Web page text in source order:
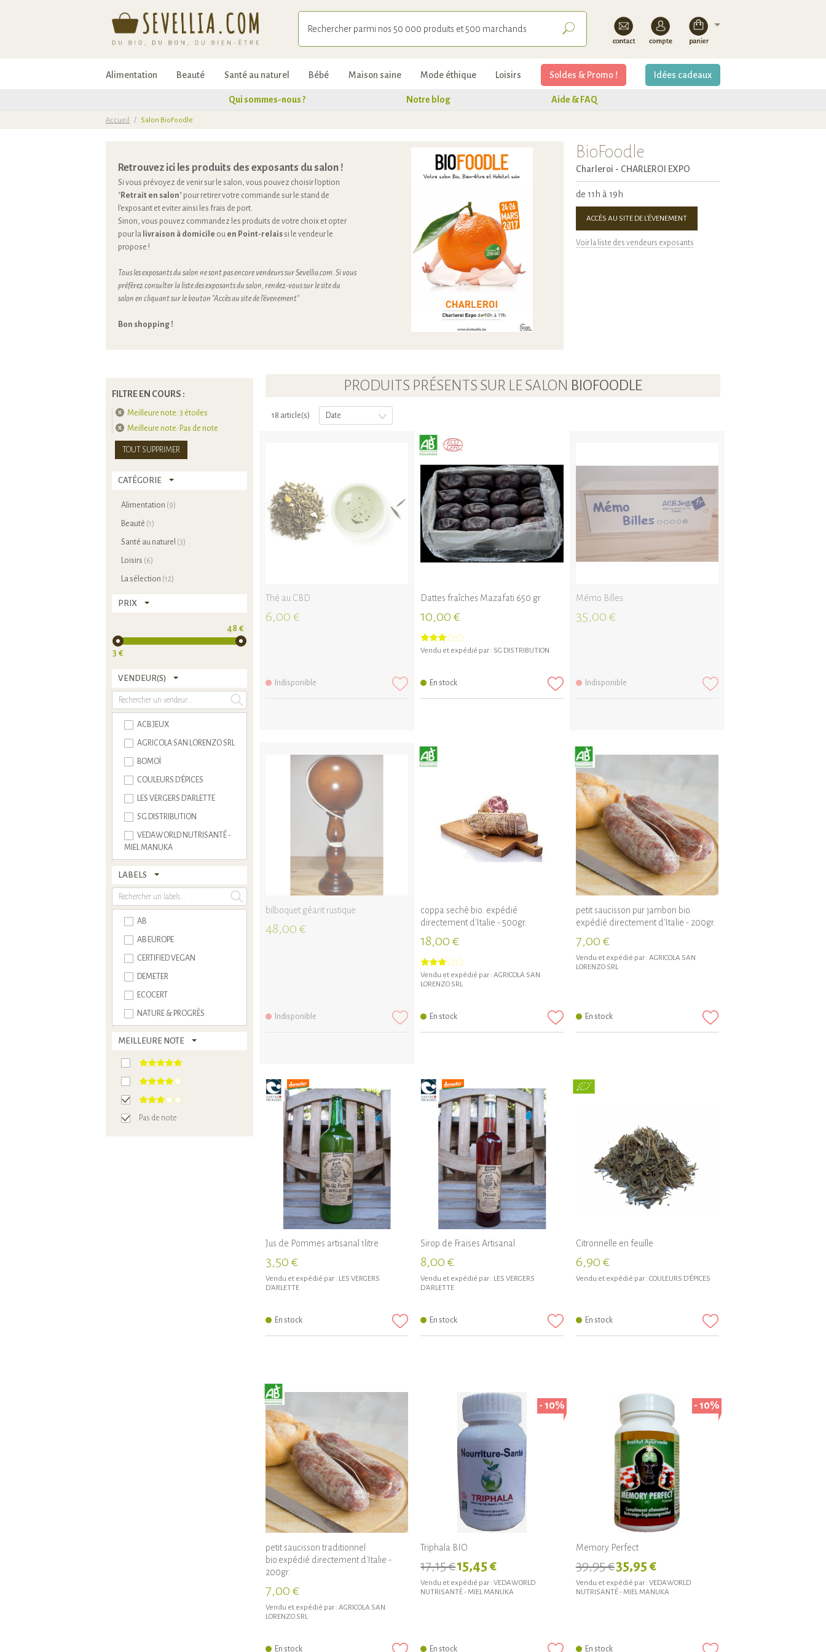
Alimentation Beauté Santé au naturel Bébé Maison saine Mode éthique Loisirs Idées cadeaux
Soldes & Promo !
Qui sommes-nous ? Notre blog Aide & FAQ
Accueil / Salon BioFoodle
Retrouvez ici les produits des exposants du salon !
Si vous prévoyez de venir sur le salon, vous pouvez choisir l'option
"Retrait en salon" pour retirer votre commande sur le stand de
l'exposant et eviter ainsi les frais de port.
Sinon, vous pouvez commandez les produits de votre choix et opter
pour la livraison à domicile ou en Point-relais si le vendeur le
propose !
Tous les exposants du salon ne sont pas encore vendeurs sur Sevellia.com. Si vous
préférez consulter la liste des exposants du salon, rendez-vous sur le site du
salon en cliquant sur le bouton "Accès au site de l'évenement"
Bon shopping !
BioFoodle
Charleroi - CHARLEROI EXPO
de 11h à 19h
ACCÈS AU SITE DE L'ÉVENEMENT
Voir la liste des vendeurs exposants
FILTRE EN COURS :
Meilleure note: 3 étoiles
Meilleure note: Pas de note
TOUT SUPPRIMER
CATÉGORIE
Alimentation (9)
Beauté (1)
Santé au naturel (3)
Loisirs (6)
La sélection (12)
PRIX
3 €
48 €
VENDEUR(S)
ACB JEUX
AGRICOLA SAN LORENZO SRL
BOMOÏ
COULEURS D'ÉPICES
LES VERGERS D'ARLETTE
SG DISTRIBUTION
VEDAWORLD NUTRISANTÉ -
MIEL MANUKA
LABELS
AB
AB EUROPE
CERTIFIED VEGAN
DEMETER
ECOCERT
NATURE & PROGRÈS
MEILLEURE NOTE
Pas de note
PRODUITS PRÉSENTS SUR LE SALON BIOFOODLE
18 article(s) Date
Thé au CBD
6,00 €
Indisponible
Dattes fraîches Mazafati 650 gr
10,00 €
Vendu et expédié par : SG DISTRIBUTION
En stock
Mémo Billes
35,00 €
Indisponible
bilboquet géant rustique
48,00 €
Indisponible
coppa sechè bio. expédié
directement d'Italie - 500gr.
18,00 €
Vendu et expédié par : AGRICOLA SAN
LORENZO SRL
En stock
petit saucisson pur jambon bio.
expédié directement d'Italie - 200gr.
7,00 €
Vendu et expédié par : AGRICOLA SAN
LORENZO SRL
En stock
Jus de Pommes artisanal 1litre
3,50 €
Vendu et expédié par : LES VERGERS
D'ARLETTE
En stock
Sirop de Fraises Artisanal
8,00 €
Vendu et expédié par : LES VERGERS
D'ARLETTE
En stock
Citronnelle en feuille
6,90 €
Vendu et expédié par : COULEURS D'ÉPICES
En stock
petit saucisson traditionnel
bio.expédié directement d'Italie -
200gr.
7,00 €
Vendu et expédié par : AGRICOLA SAN
LORENZO SRL
En stock
- 10%
Triphala BIO
17,15 €15,45 €
Vendu et expédié par : VEDAWORLD
NUTRISANTÉ - MIEL MANUKA
En stock
- 10%
Memory Perfect
39,95 €35,95 €
Vendu et expédié par : VEDAWORLD
NUTRISANTÉ - MIEL MANUKA
En stock